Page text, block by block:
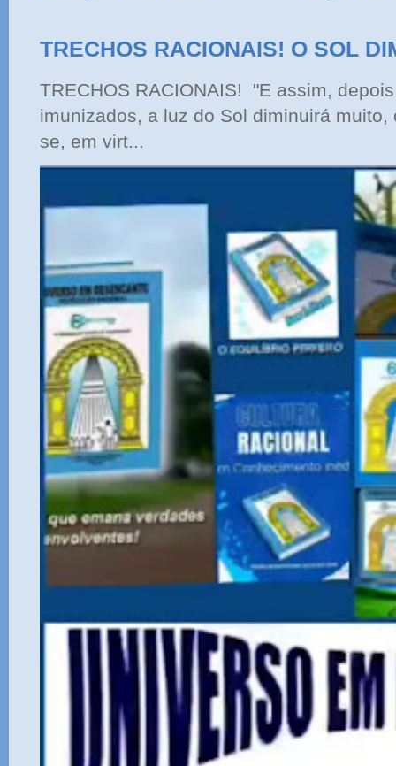
TRECHOS RACIONAIS! O SOL
TRECHOS RACIONAIS! "E assim,
imunizados, a luz do Sol diminuirá
se, em virt...